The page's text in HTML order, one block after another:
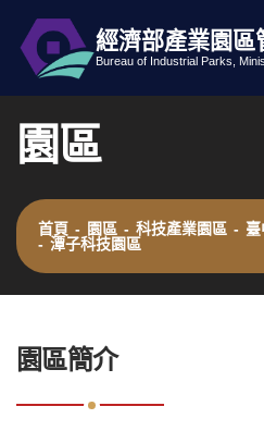
跳到主要內容
網站導覽
經濟部產業園區
Bureau of Industrial Parks,
園區
首頁 - 園區 - 科技產業園區 -
- 潭子科技園區
園區簡介